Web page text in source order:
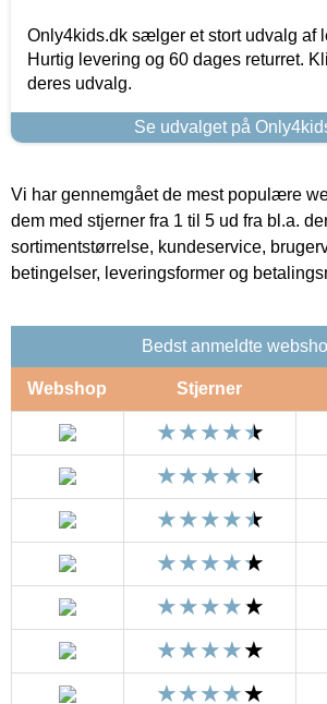
Only4kids.dk sælger et stort udvalg af
Hurtig levering og 60 dages returret.
deres udvalg.
Se udvalget på
Vi har gennemgået de mest populære
dem med stjerner fra 1 til 5 ud fra bl.a.
sortimentstørrelse, kundeservice,
betingelser, leveringsformer og
Bedst anmeldte
Webshop Stjerner